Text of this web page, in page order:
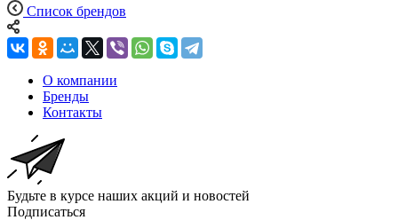
Список брендов
О компании
Бренды
Контакты
Будьте в курсе наших акций и новостей
Подписаться